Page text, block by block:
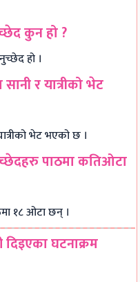
कुन हो ?
हो ।
र यात्रीको भेट
भेट भएको छ ।
पाठमा कतिओटा
१८ ओटा छन् ।
घटनाक्रम